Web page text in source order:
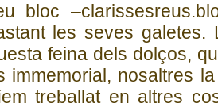
bloc
les seves
feina dels dolços,
immemorial, nosaltres
treballat en altres